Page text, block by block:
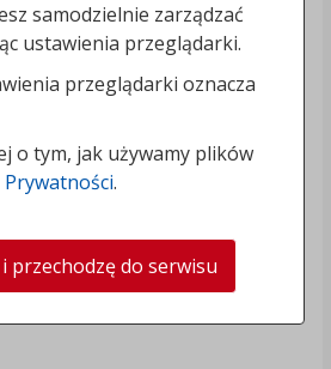
samodzielnie zarządzać
ustawienia przeglądarki.
przeglądarki oznacza
o tym, jak używamy plików
.
przechodzę do serwisu